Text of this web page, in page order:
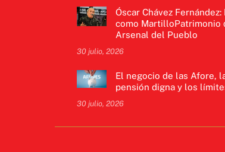
Óscar Chávez
como MartilloPatrimonio
Arsenal del Pueblo
30 julio, 2026
El negocio de las Afore,
pensión digna y los
30 julio, 2026